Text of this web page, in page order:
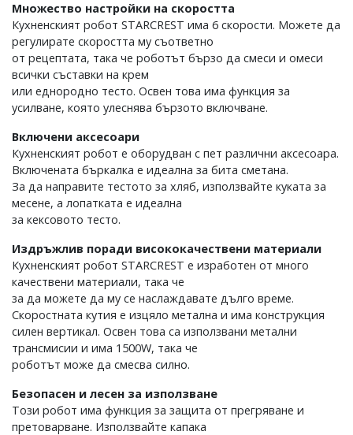
Множество настройки на скоростта
Кухненският робот STARCREST има 6 скорости. Можете да
регулирате скоростта му съответно
от рецептата, така че роботът бързо да смеси и омеси
всички съставки на крем
или еднородно тесто. Освен това има функция за
усилване, която улеснява бързото включване.
Включени аксесоари
Кухненският робот е оборудван с пет различни аксесоара.
Включената бъркалка е идеална за бита сметана.
За да направите тестото за хляб, използвайте куката за
месене, а лопатката е идеална
за кексовото тесто.
Издръжлив поради висококачествени материали
Кухненският робот STARCREST е изработен от много
качествени материали, така че
за да можете да му се наслаждавате дълго време.
Скоростната кутия е изцяло метална и има конструкция
силен вертикал. Освен това са използвани метални
трансмисии и има 1500W, така че
роботът може да смесва силно.
Безопасен и лесен за използване
Този робот има функция за защита от прегряване и
претоварване. Използвайте капака